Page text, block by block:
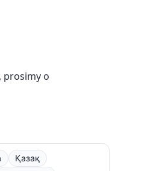
prosimy o
Қазақ